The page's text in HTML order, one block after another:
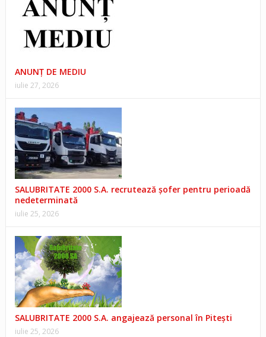
ANUNŢ DE MEDIU
iulie 27, 2026
SALUBRITATE 2000 S.A. recrutează șofer pentru perioadă
nedeterminată
iulie 25, 2026
SALUBRITATE 2000 S.A. angajează personal în Pitești
iulie 25, 2026